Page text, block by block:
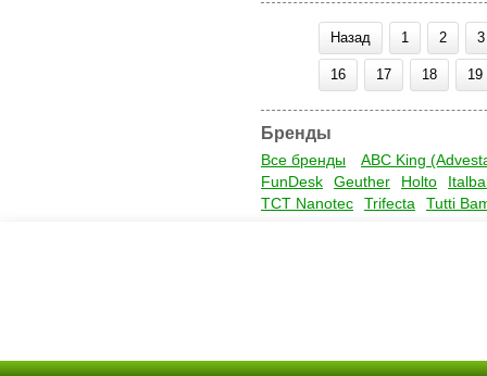
Назад 1 2 3
16 17 18 19
Бренды
Все бренды
ABC King
FunDesk
Geuther Holto
TCT Nanotec
Trifecta Tutti